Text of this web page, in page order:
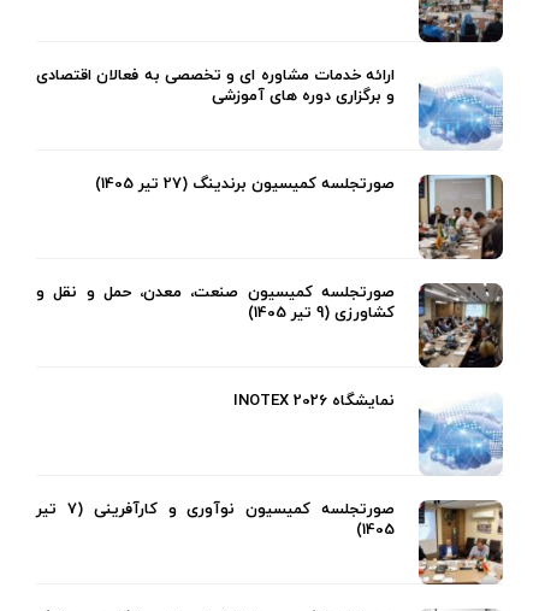
ارائه خدمات مشاوره ای و تخصصی به فعالان اقتصادی
و برگزاری دوره های آموزشی
صورتجلسه کمیسیون برندینگ (27 تیر 1405)
صورتجلسه کمیسیون صنعت، معدن، حمل و نقل و
کشاورزی (9 تیر 1405)
نمایشگاه INOTEX 2026
صورتجلسه کمیسیون نوآوری و کارآفرینی (7 تیر
1405)